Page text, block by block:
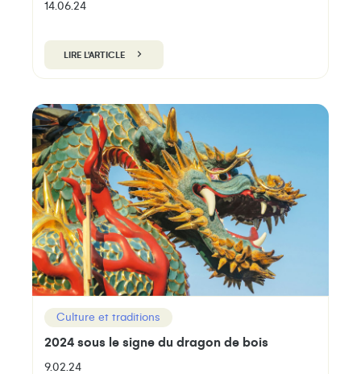
14.06.24
LIRE L'ARTICLE
Culture et traditions
2024 sous le signe du dragon de bois
9.02.24